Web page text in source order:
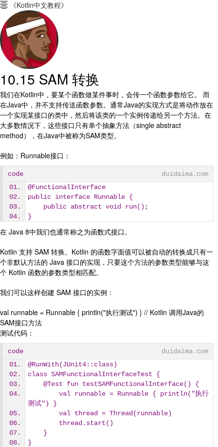
 《Kotlin中文教程》
10.15 SAM 转换
我们在Kotlin中，要某个函数做某件事时，会传一个函数参数给它。 而
在Java中，并不支持传送函数参数。通常Java的实现方式是将动作放在
一个实现某接口的类中，然后将该类的一个实例传递给另一个方法。在
大多数情况下，这些接口只有单个抽象方法（single abstract
method），在Java中被称为SAM类型。
例如：Runnable接口：
code
duidaima.com
@FunctionalInterface
public interface Runnable {
    public abstract void run();
}
在 Java 8中我们也通常称之为函数式接口。
Kotlin 支持 SAM 转换。Kotlin 的函数字面值可以被自动的转换成只有一
个非默认方法的 Java 接口的实现，只要这个方法的参数类型能够与这
个 Kotlin 函数的参数类型相匹配。
我们可以这样创建 SAM 接口的实例：
val runnable = Runnable { println("执行测试") } // Kotlin 调用Java的
SAM接口方法
测试代码：
code
duidaima.com
@RunWith(JUnit4::class)
class SAMFunctionalInterfaceTest {
    @Test fun testSAMFunctionalInterface() {
测试") }
        val thread = Thread(runnable)
        thread.start()
    }
}